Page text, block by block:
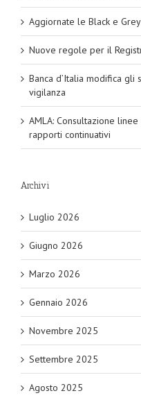
Aggiornate le Black e
Nuove regole per il
Banca d’Italia modifica
vigilanza
AMLA: Consultazione
rapporti continuativi
Archivi
Luglio 2026
Giugno 2026
Marzo 2026
Gennaio 2026
Novembre 2025
Settembre 2025
Agosto 2025